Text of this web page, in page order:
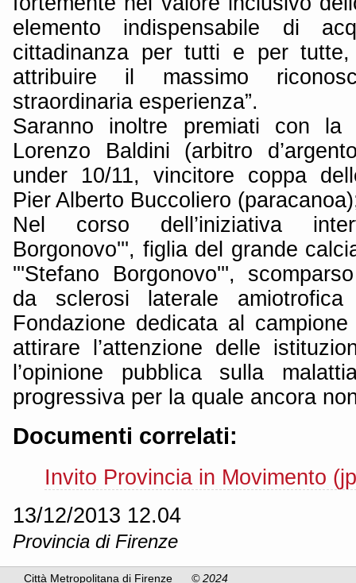
elemento indispensabile di
cittadinanza per tutti e per
attribuire il massimo
straordinaria esperienza”.
Saranno inoltre premiati con la
Lorenzo Baldini (arbitro
under 10/11, vincitore coppa
Pier Alberto Buccoliero
Nel corso dell’iniziativa
Borgonovo''', figlia del grande
'''Stefano Borgonovo''',
da sclerosi laterale
Fondazione dedicata al
attirare l’attenzione delle
l’opinione pubblica sulla
progressiva per la quale ancora
Documenti correlati:
Invito Provincia in Movimento
13/12/2013 12.04
Provincia di Firenze
Città Metropolitana di Firenze © 2024